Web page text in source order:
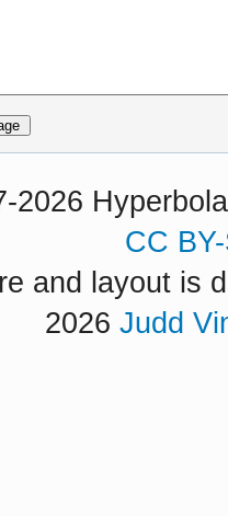
2026
CC
and layout is
2026 Judd